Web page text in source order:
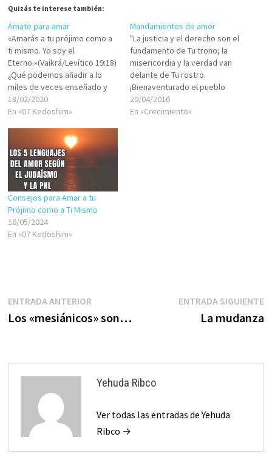
Quizás te interese también:
Ámate para amar
«Amarás a tu prójimo como a
ti mismo. Yo soy el
Eterno.»(Vaikrá/Levítico 19:18)
¿Qué podemos añadir a lo
miles de veces enseñado y
explicado por los grandes
maestros?Nada.Solo recordar
los maestros que pueden ser
útiles para mejorar tu
experiencia diaria de vida.
Para que no queden…
18/02/2020
En «07 Kedoshim»
Mandamientos de amor
"La justicia y el derecho son el
fundamento de Tu trono; la
misericordia y la verdad van
delante de Tu rostro.
¡Bienaventurado el pueblo
que conoce su proximidad
con el Eterno! Andarán a la luz
20/04/2016
En «Crecimiento»
Consejos para Amar a tu
Prójimo como a Ti Mismo
16/05/2024
En «07 Kedoshim»
Navegación
de
ENTRADA ANTERIOREntrada
anterior:
Los «mesiánicos» son…
ENTRADA SIGUIENTE
La mudanza
Yehuda Ribco
Ver todas las entradas de Yehuda
Ribco →